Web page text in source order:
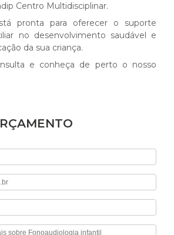
Centro Multidisciplinar.
pronta para oferecer o suporte
no desenvolvimento saudável e
da sua criança.
e conheça de perto o nosso